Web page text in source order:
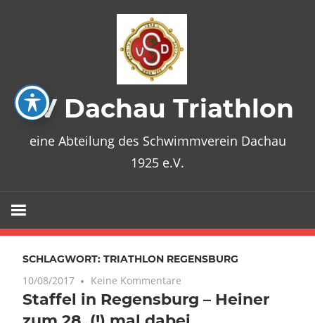
SV Dachau Triathlon
eine Abteilung des Schwimmverein Dachau
1925 e.V.
SCHLAGWORT: TRIATHLON REGENSBURG
10/08/2017 Keine Kommentare
Staffel in Regensburg – Heiner